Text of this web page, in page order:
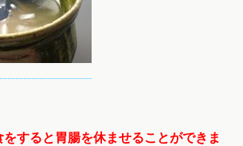
をすると胃腸を休ませることができま